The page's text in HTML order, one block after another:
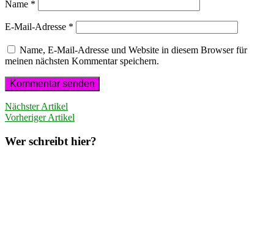
Name *
E-Mail-Adresse *
Name, E-Mail-Adresse und Website in diesem Browser für
meinen nächsten Kommentar speichern.
Nächster Artikel
Vorheriger Artikel
Wer schreibt hier?